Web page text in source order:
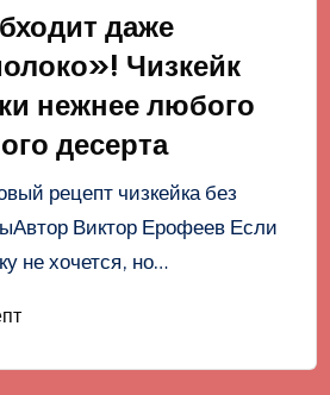
даже
Чизкейк
нежнее любого
десерта
рецепт чизкейка без
Виктор Ерофеев Если
не хочется, но…